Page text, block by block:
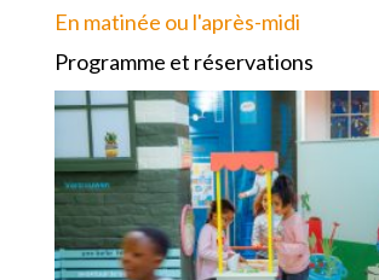
En matinée ou l'après-midi
Programme et réservations